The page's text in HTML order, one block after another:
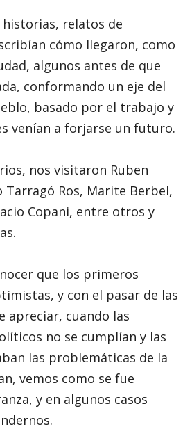
relatos de
cómo llegaron, como
algunos antes de que
conformando un eje del
basado por el trabajo y
venían a forjarse un futuro.
nos visitaron Ruben
Tarragó Ros, Marite Berbel,
Copani, entre otros y
que los primeros
y con el pasar de las
apreciar, cuando las
no se cumplían y las
las problemáticas de la
vemos como se fue
y en algunos casos